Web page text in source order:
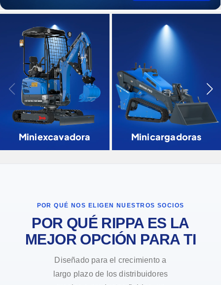
Miniexcavadora Minicargadoras
POR QUÉ NOS ELIGEN NUESTROS SOCIOS
POR QUÉ RIPPA ES LA
MEJOR OPCIÓN PARA TI
Diseñado para el crecimiento a
largo plazo de los distribuidores